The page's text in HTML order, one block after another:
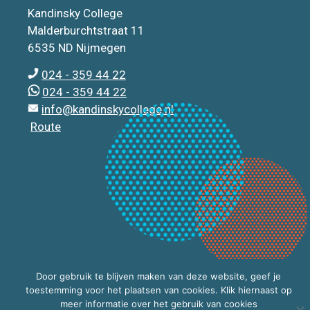
Kandinsky College
Malderburchtstraat 11
6535 ND Nijmegen
024 - 359 44 22
024 - 359 44 22
info@kandinskycollege.nl
Route
Door gebruik te blijven maken van deze website, geef je
toestemming voor het plaatsen van cookies. Klik hiernaast op
meer informatie over het gebruik van cookies